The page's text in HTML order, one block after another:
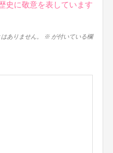
史に敬意を表しています
ありません。 ※ が付いている欄